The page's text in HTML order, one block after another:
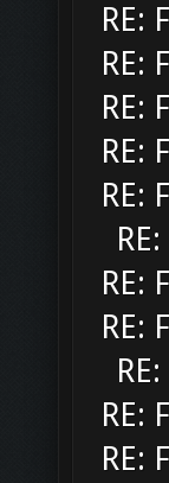
RE:
RE:
RE:
RE:
RE:
RE:
RE:
RE:
RE: